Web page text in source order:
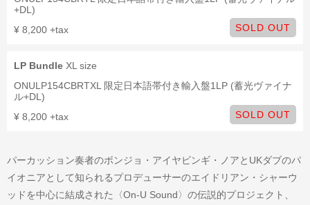
+DL)
¥ 8,200 +tax
SOLD OUT
LP Bundle XL size
ONULP154CBRTXL 限定日本語帯付き輸入盤1LP (蓄光ヴァイナ
ル+DL)
¥ 8,200 +tax
SOLD OUT
パーカッション奏者のボンジョ・アイヤビンギ・ノアとUKダブのパ
イオニアとして知られるプロデューサーのエイドリアン・シャーウ
ッドを中心に結成された〈On-U Sound〉の伝説的プロジェクト、